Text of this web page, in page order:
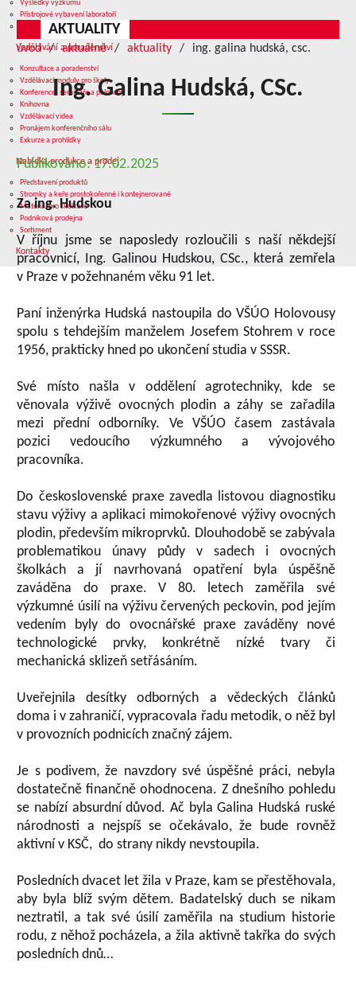
Výsledky výzkumu
Přístrojové vybavení laboratoří
Služby v oblasti výzkumu
Vzdělávání a poradenství
Konzultace a poradenství
Vzdělávací moduly pro školy
Konference, semináře a polní dny
Knihovna
Vzdělávací videa
Pronájem konferenčního sálu
Exkurze a prohlídky
Nabídka produkce a prodej
Představení produktů
Stromky a keře prostokořenné i kontejnerované
Materiál pro školkaře
Podniková prodejna
Sortiment
Kontakty
AKTUALITY
úvod aktuálně aktuality ing. galina hudská, csc.
Ing. Galina Hudská, CSc.
Publikováno: 17.02.2025
Za ing. Hudskou
V říjnu jsme se naposledy rozloučili s naší někdejší
pracovnicí, Ing. Galinou Hudskou, CSc., která zemřela
v Praze v požehnaném věku 91 let.
Paní inženýrka Hudská nastoupila do VŠÚO Holovousy
spolu s tehdejším manželem Josefem Stohrem v roce
1956, prakticky hned po ukončení studia v SSSR.
Své místo našla v oddělení agrotechniky, kde se
věnovala výživě ovocných plodin a záhy se zařadila
mezi přední odborníky. Ve VŠÚO časem zastávala
pozici vedoucího výzkumného a vývojového
pracovníka.
Do československé praxe zavedla listovou diagnostiku
stavu výživy a aplikaci mimokořenové výživy ovocných
plodin, především mikroprvků. Dlouhodobě se zabývala
problematikou únavy půdy v sadech i ovocných
školkách a jí navrhovaná opatření byla úspěšně
zaváděna do praxe. V 80. letech zaměřila své
výzkumné úsilí na výživu červených peckovin, pod jejím
vedením byly do ovocnářské praxe zaváděny nové
technologické prvky, konkrétně nízké tvary či
mechanická sklizeň setřásáním.
Uveřejnila desítky odborných a vědeckých článků
doma i v zahraničí, vypracovala řadu metodik, o něž byl
v provozních podnicích značný zájem.
Je s podivem, že navzdory své úspěšné práci, nebyla
dostatečně finančně ohodnocena. Z dnešního pohledu
se nabízí absurdní důvod. Ač byla Galina Hudská ruské
národnosti a nejspíš se očekávalo, že bude rovněž
aktivní v KSČ, do strany nikdy nevstoupila.
Posledních dvacet let žila v Praze, kam se přestěhovala,
aby byla blíž svým dětem. Badatelský duch se nikam
neztratil, a tak své úsilí zaměřila na studium historie
rodu, z něhož pocházela, a žila aktivně takřka do svých
posledních dnů…